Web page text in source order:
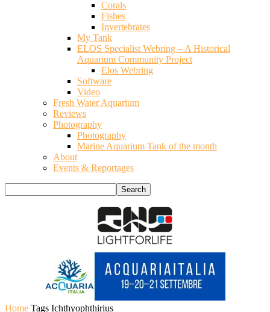
Corals
Fishes
Invertebrates
My Tank
ELOS Specialist Webring – A Historical
Aquarium Community Project
Elos Webring
Software
Video
Fresh Water Aquarium
Reviews
Photography
Photography
Marine Aquarium Tank of the month
About
Events & Reportages
Home Tags Ichthyophthirius